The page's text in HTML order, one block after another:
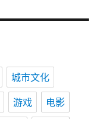
城市文化
游戏
电影